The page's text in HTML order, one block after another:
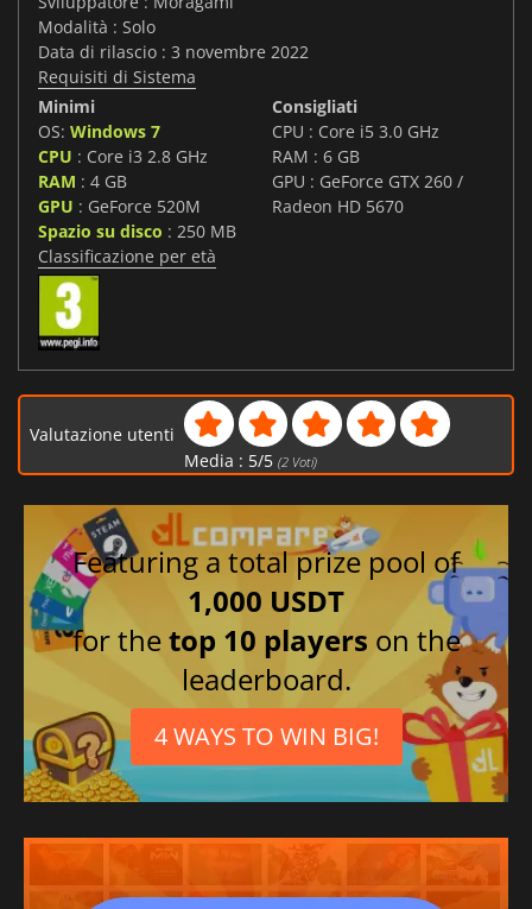
Modalità : Solo
Data di rilascio : 3 novembre 2022
Requisiti di Sistema
Minimi
OS: Windows 7
CPU : Core i3 2.8 GHz
RAM : 4 GB
GPU : GeForce 520M
Spazio su disco : 250 MB
Consigliati
CPU : Core i5 3.0 GHz
RAM : 6 GB
GPU : GeForce GTX 260 /
Radeon HD 5670
Classificazione per età
Valutazione utenti
Media : 5/5 (2Voti)
Featuring a total prize pool of
1,000 USDT
for thetop 10 players on the
leaderboard.
4 WAYS TO WIN BIG!